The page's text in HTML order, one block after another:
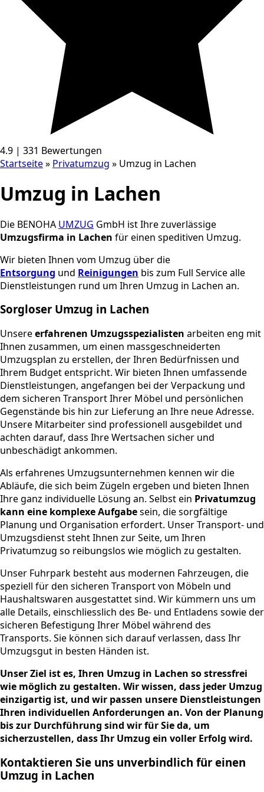
4.9 | 331 Bewertungen
Startseite» Privatumzug » Umzug in Lachen
Umzug in Lachen
Die BENOHA UMZUG GmbH ist Ihre zuverlässige
Umzugsfirma in Lachen für einen speditiven Umzug.
Wir bieten Ihnen vom Umzug über die
Entsorgung und Reinigungen bis zum Full Service alle
Dienstleistungen rund um Ihren Umzug in Lachen an.
Sorgloser Umzug in Lachen
Unsereerfahrenen Umzugsspezialisten arbeiten eng mit
Ihnen zusammen, um einen massgeschneiderten
Umzugsplan zu erstellen, der Ihren Bedürfnissen und
Ihrem Budget entspricht. Wir bieten Ihnen umfassende
Dienstleistungen, angefangen bei der Verpackung und
dem sicheren Transport Ihrer Möbel und persönlichen
Gegenstände bis hin zur Lieferung an Ihre neue Adresse.
Unsere Mitarbeiter sind professionell ausgebildet und
achten darauf, dass Ihre Wertsachen sicher und
unbeschädigt ankommen.
Als erfahrenes Umzugsunternehmen kennen wir die
Abläufe, die sich beim Zügeln ergeben und bieten Ihnen
Ihre ganz individuelle Lösung an. Selbst ein Privatumzug
kann eine komplexe Aufgabesein, die sorgfältige
Planung und Organisation erfordert. Unser Transport- und
Umzugsdienst steht Ihnen zur Seite, um Ihren
Privatumzug so reibungslos wie möglich zu gestalten.
Unser Fuhrpark besteht aus modernen Fahrzeugen, die
speziell für den sicheren Transport von Möbeln und
Haushaltswaren ausgestattet sind. Wir kümmern uns um
alle Details, einschliesslich des Be- und Entladens sowie der
sicheren Befestigung Ihrer Möbel während des
Transports. Sie können sich darauf verlassen, dass Ihr
Umzugsgut in besten Händen ist.
Unser Ziel ist es, Ihren Umzug in Lachen so stressfrei
wie möglich zu gestalten. Wir wissen, dass jeder Umzug
einzigartig ist, und wir passen unsere Dienstleistungen
Ihren individuellen Anforderungen an. Von der Planung
bis zur Durchführung sind wir für Sie da, um
sicherzustellen, dass Ihr Umzug ein voller Erfolg wird.
Kontaktieren Sie uns unverbindlich für einen
Umzug in Lachen